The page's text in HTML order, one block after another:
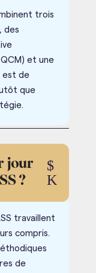
trois
des
et une
est de
que
jour
?
$
K
travaillent
compris.
de